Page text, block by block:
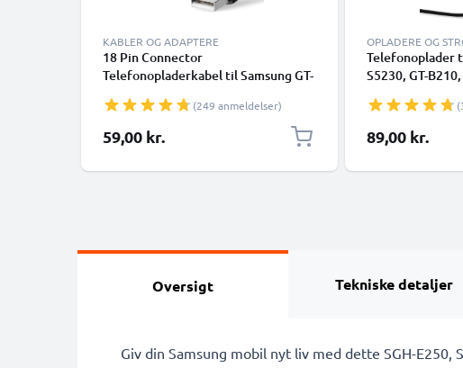
KABLER OG ADAPTERE
18 Pin Connector
Telefonopladerkabel til Samsung GT-
E1190, GT-E1150, SGH-F480 1m
Hurtig opladning Smartphone
datakabel PVC Sort
(249 anmeldelser)
59,00 kr.
OPLADERE OG
Telefonoplader
S5230, GT-
F480, SGH-
opladerkabel
89,00 kr.
Oversigt Tekniske detaljer
Giv din Samsung mobil nyt liv med dette SGH-E250,